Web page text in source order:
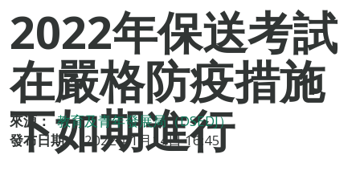
2022年保送考試
在嚴格防疫措施
下如期進行
來源： 教育及青年發展局（DSEDJ）
發布日期： 2022年1月14日 16:45